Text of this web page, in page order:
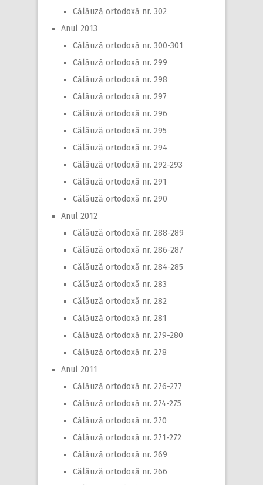
Călăuză ortodoxă nr. 302
Anul 2013
Călăuză ortodoxă nr. 300-301
Călăuză ortodoxă nr. 299
Călăuză ortodoxă nr. 298
Călăuză ortodoxă nr. 297
Călăuză ortodoxă nr. 296
Călăuză ortodoxă nr. 295
Călăuză ortodoxă nr. 294
Călăuză ortodoxă nr. 292-293
Călăuză ortodoxă nr. 291
Călăuză ortodoxă nr. 290
Anul 2012
Călăuză ortodoxă nr. 288-289
Călăuză ortodoxă nr. 286-287
Călăuză ortodoxă nr. 284-285
Călăuză ortodoxă nr. 283
Călăuză ortodoxă nr. 282
Călăuză ortodoxă nr. 281
Călăuză ortodoxă nr. 279-280
Călăuză ortodoxă nr. 278
Anul 2011
Călăuză ortodoxă nr. 276-277
Călăuză ortodoxă nr. 274-275
Călăuză ortodoxă nr. 270
Călăuză ortodoxă nr. 271-272
Călăuză ortodoxă nr. 269
Călăuză ortodoxă nr. 266